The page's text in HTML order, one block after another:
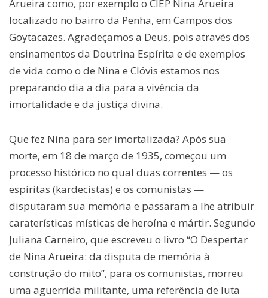
Arueira como, por exemplo o CIEP Nina Arueira
localizado no bairro da Penha, em Campos dos
Goytacazes. Agradeçamos a Deus, pois através dos
ensinamentos da Doutrina Espírita e de exemplos
de vida como o de Nina e Clóvis estamos nos
preparando dia a dia para a vivência da
imortalidade e da justiça divina.
Que fez Nina para ser imortalizada? Após sua
morte, em 18 de março de 1935, começou um
processo histórico no qual duas correntes — os
espíritas (kardecistas) e os comunistas —
disputaram sua memória e passaram a lhe atribuir
caraterísticas místicas de heroína e mártir. Segundo
Juliana Carneiro, que escreveu o livro “O Despertar
de Nina Arueira: da disputa de memória à
construção do mito”, para os comunistas, morreu
uma aguerrida militante, uma referência de luta